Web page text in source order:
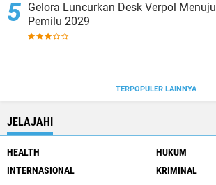
Gelora Luncurkan Desk Verpol Menuju
Pemilu 2029
TERPOPULER LAINNYA
JELAJAHI
HEALTH
HUKUM
INTERNASIONAL
KRIMINAL